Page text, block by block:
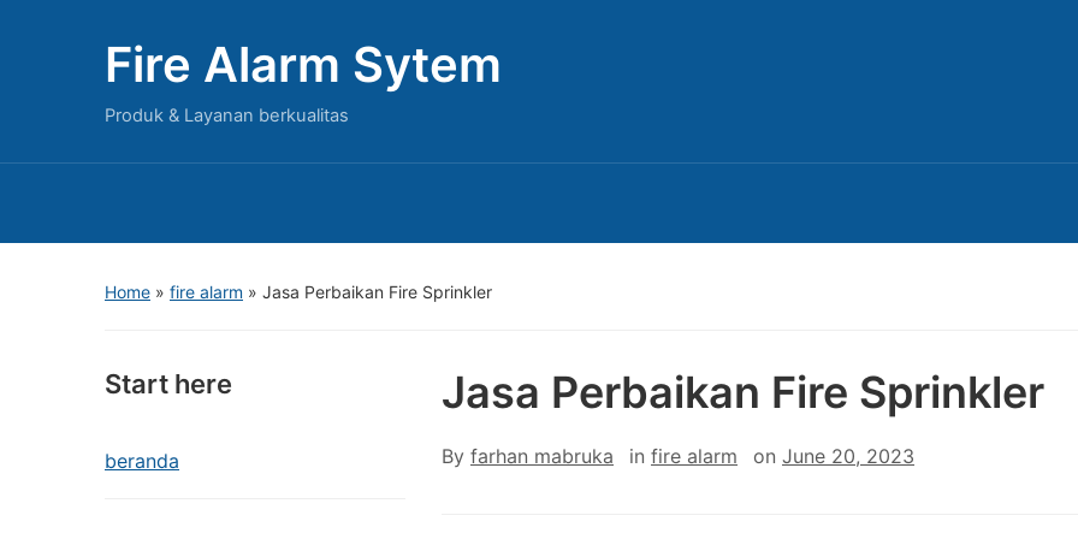
Fire Alarm Sytem
Produk & Layanan berkualitas
Home » fire alarm » Jasa Perbaikan Fire Sprinkler
Start here
beranda
Jasa Perbaikan Fire Sprinkler
By farhan mabruka in fire alarm on June 20, 2023